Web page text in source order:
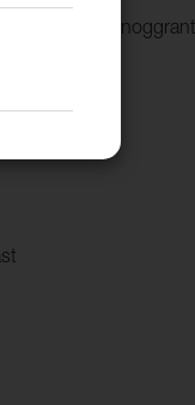
certifiering är
TEX.